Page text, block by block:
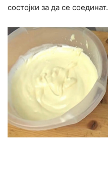
состојки за да се соединат.